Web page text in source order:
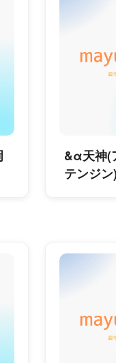
&α天神(
テンジン)